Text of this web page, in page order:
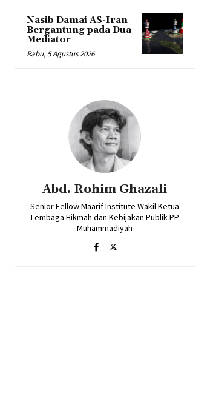
Nasib Damai AS-Iran
Bergantung pada Dua
Mediator
Rabu, 5 Agustus 2026
Abd. Rohim Ghazali
Senior Fellow Maarif Institute Wakil Ketua
Lembaga Hikmah dan Kebijakan Publik PP
Muhammadiyah